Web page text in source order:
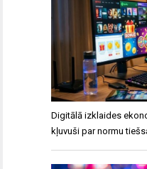
Digitālā izklaides
kļuvuši par normu